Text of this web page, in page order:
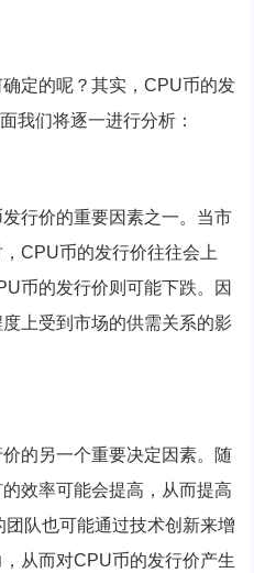
定的呢？其实，CPU币的发
我们将逐一进行分析：
行价的重要因素之一。当市
CPU币的发行价往往会上
币的发行价则可能下跌。因
上受到市场的供需关系的影
的另一个重要决定因素。随
效率可能会提高，从而提高
队也可能通过技术创新来增
从而对CPU币的发行价产生